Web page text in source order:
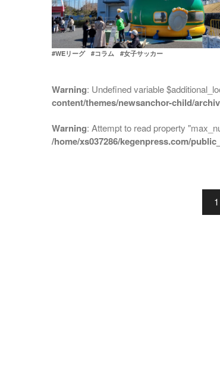
#WEリーグ #コラム #女子サッカー
Warning: Undefined variable
content/themes/newsanchor-child/
Warning: Attempt to read property
/home/xs037286/kegenpress.com/
1